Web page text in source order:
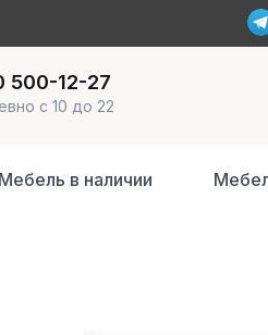
500-12-27
с 10 до 22
Мебель в наличии